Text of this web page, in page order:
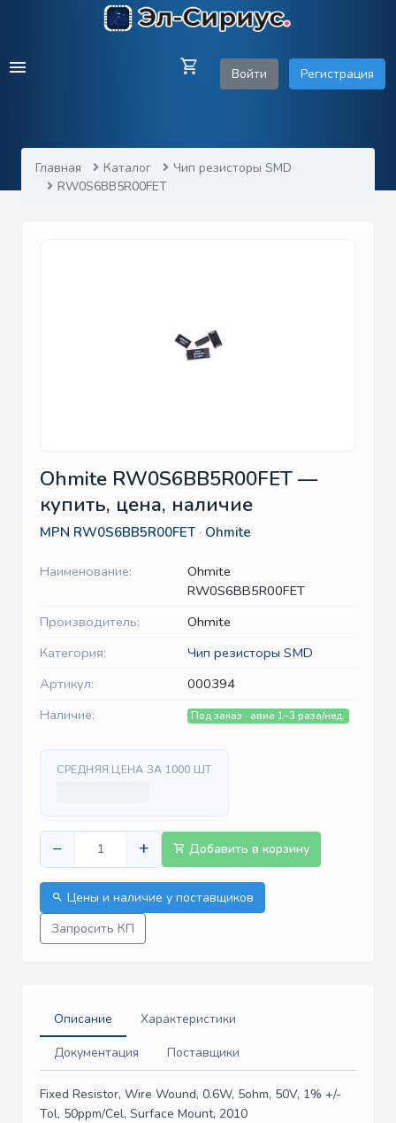
Войти Регистрация
Главная Каталог
Чип резисторы SMD
RW0S6BB5R00FET
Ohmite RW0S6BB5R00FET —
купить, цена, наличие
MPN RW0S6BB5R00FET · Ohmite
Наименование:
Ohmite
RW0S6BB5R00FET
Производитель:
Ohmite
Категория:
Чип резисторы SMD
Артикул:
000394
Наличие:
Под заказ · авиа 1–3 раза/нед.
СРЕДНЯЯ ЦЕНА ЗА 1000 ШТ
− + Добавить в корзину
Цены и наличие у поставщиков
Запросить КП
Описание
Характеристики
Документация
Поставщики
Fixed Resistor, Wire Wound, 0.6W, 5ohm, 50V, 1% +/-
Tol, 50ppm/Cel, Surface Mount, 2010